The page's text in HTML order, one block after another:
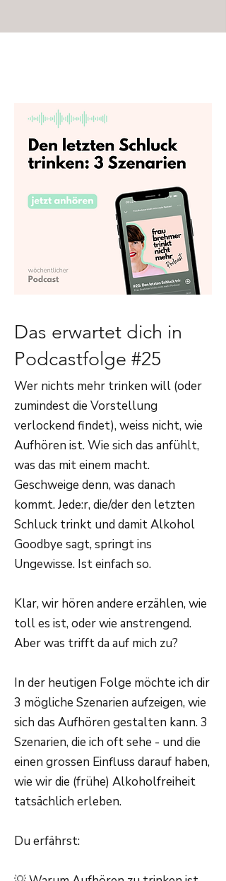
Das erwartet dich in
Podcastfolge #25
Wer nichts mehr trinken will (oder
zumindest die Vorstellung
verlockend findet), weiss nicht, wie
Aufhören ist. Wie sich das anfühlt,
was das mit einem macht.
Geschweige denn, was danach
kommt. Jede:r, die/der den letzten
Schluck trinkt und damit Alkohol
Goodbye sagt, springt ins
Ungewisse. Ist einfach so.
Klar, wir hören andere erzählen, wie
toll es ist, oder wie anstrengend.
Aber was trifft da auf mich zu?
In der heutigen Folge möchte ich dir
3 mögliche Szenarien aufzeigen, wie
sich das Aufhören gestalten kann. 3
Szenarien, die ich oft sehe - und die
einen grossen Einfluss darauf haben,
wie wir die (frühe) Alkoholfreiheit
tatsächlich erleben.
Du erfährst: